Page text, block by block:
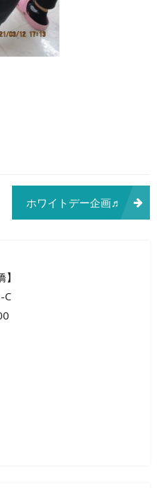
ホワイトデー企画♬
C